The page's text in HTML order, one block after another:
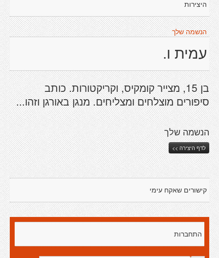
היצירות
הנשמה שלך
עמית ו.
בן 15, מצייר קומקיס, וקריקטורות. כותב
סיפורים מוצלחים ומצליחים. מנגן באורגן וזהו...
הנשמה שלך
לדף היצירה >>
קישורים שאקח עימי
התחברות